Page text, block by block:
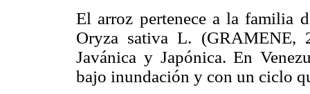
El arroz pertenece a la familia
Oryza sativa L. (GRAMENE,
Javánica y Japónica. En
bajo inundación y con un ciclo